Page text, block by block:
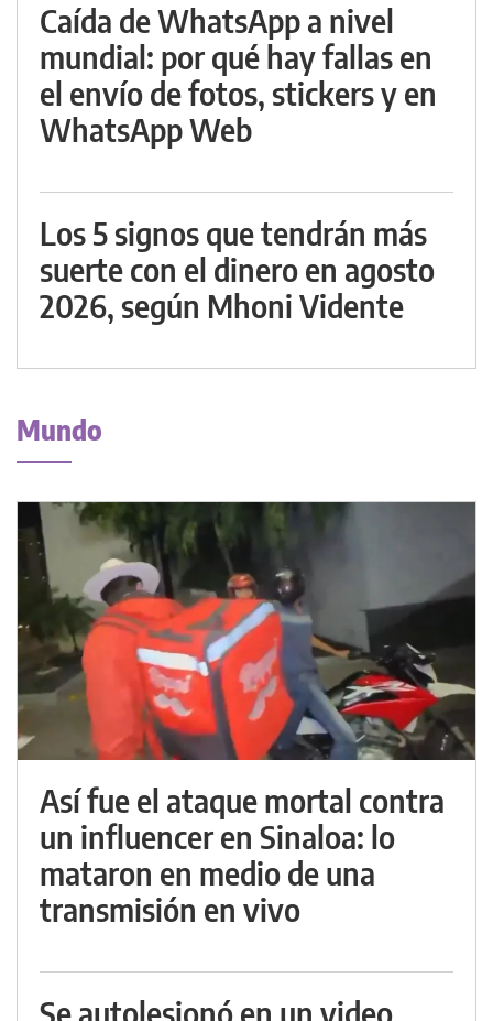
Caída de WhatsApp a nivel
mundial: por qué hay fallas en
el envío de fotos, stickers y en
WhatsApp Web
Los 5 signos que tendrán más
suerte con el dinero en agosto
2026, según Mhoni Vidente
Mundo
Así fue el ataque mortal contra
un influencer en Sinaloa: lo
mataron en medio de una
transmisión en vivo
Se autolesionó en un video